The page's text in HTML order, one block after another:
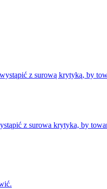
z surową krytyką, by
z surowa krytyka, by